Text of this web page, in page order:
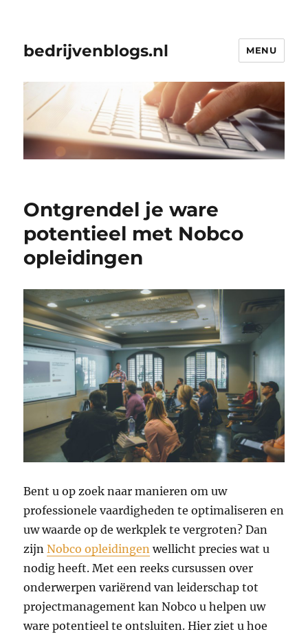
bedrijvenblogs.nl MENU
Ontgrendel je ware
potentieel met Nobco
opleidingen
Bent u op zoek naar manieren om uw
professionele vaardigheden te optimaliseren en
uw waarde op de werkplek te vergroten? Dan
zijnNobco opleidingen wellicht precies wat u
nodig heeft. Met een reeks cursussen over
onderwerpen variërend van leiderschap tot
projectmanagement kan Nobco u helpen uw
ware potentieel te ontsluiten. Hier ziet u hoe